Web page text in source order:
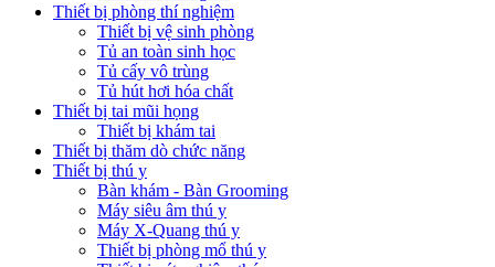
Thiết bị phòng thí nghiệm
Thiết bị vệ sinh phòng
Tủ an toàn sinh học
Tủ cấy vô trùng
Tủ hút hơi hóa chất
Thiết bị tai mũi họng
Thiết bị khám tai
Thiết bị thăm dò chức năng
Thiết bị thú y
Bàn khám - Bàn Grooming
Máy siêu âm thú y
Máy X-Quang thú y
Thiết bị phòng mổ thú y